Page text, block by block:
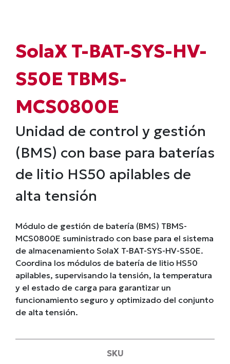
SolaX T-BAT-SYS-HV-
S50E TBMS-
MCS0800E
Unidad de control y gestión
(BMS) con base para baterías
de litio HS50 apilables de
alta tensión
Módulo de gestión de batería (BMS) TBMS-
MCS0800E suministrado con base para el sistema
de almacenamiento SolaX T-BAT-SYS-HV-S50E.
Coordina los módulos de batería de litio HS50
apilables, supervisando la tensión, la temperatura
y el estado de carga para garantizar un
funcionamiento seguro y optimizado del conjunto
de alta tensión.
SKU